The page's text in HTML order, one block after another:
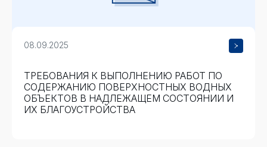
08.09.2025
ТРЕБОВАНИЯ К ВЫПОЛНЕНИЮ РАБОТ ПО
СОДЕРЖАНИЮ ПОВЕРХНОСТНЫХ ВОДНЫХ
ОБЪЕКТОВ В НАДЛЕЖАЩЕМ СОСТОЯНИИ И
ИХ БЛАГОУСТРОЙСТВА